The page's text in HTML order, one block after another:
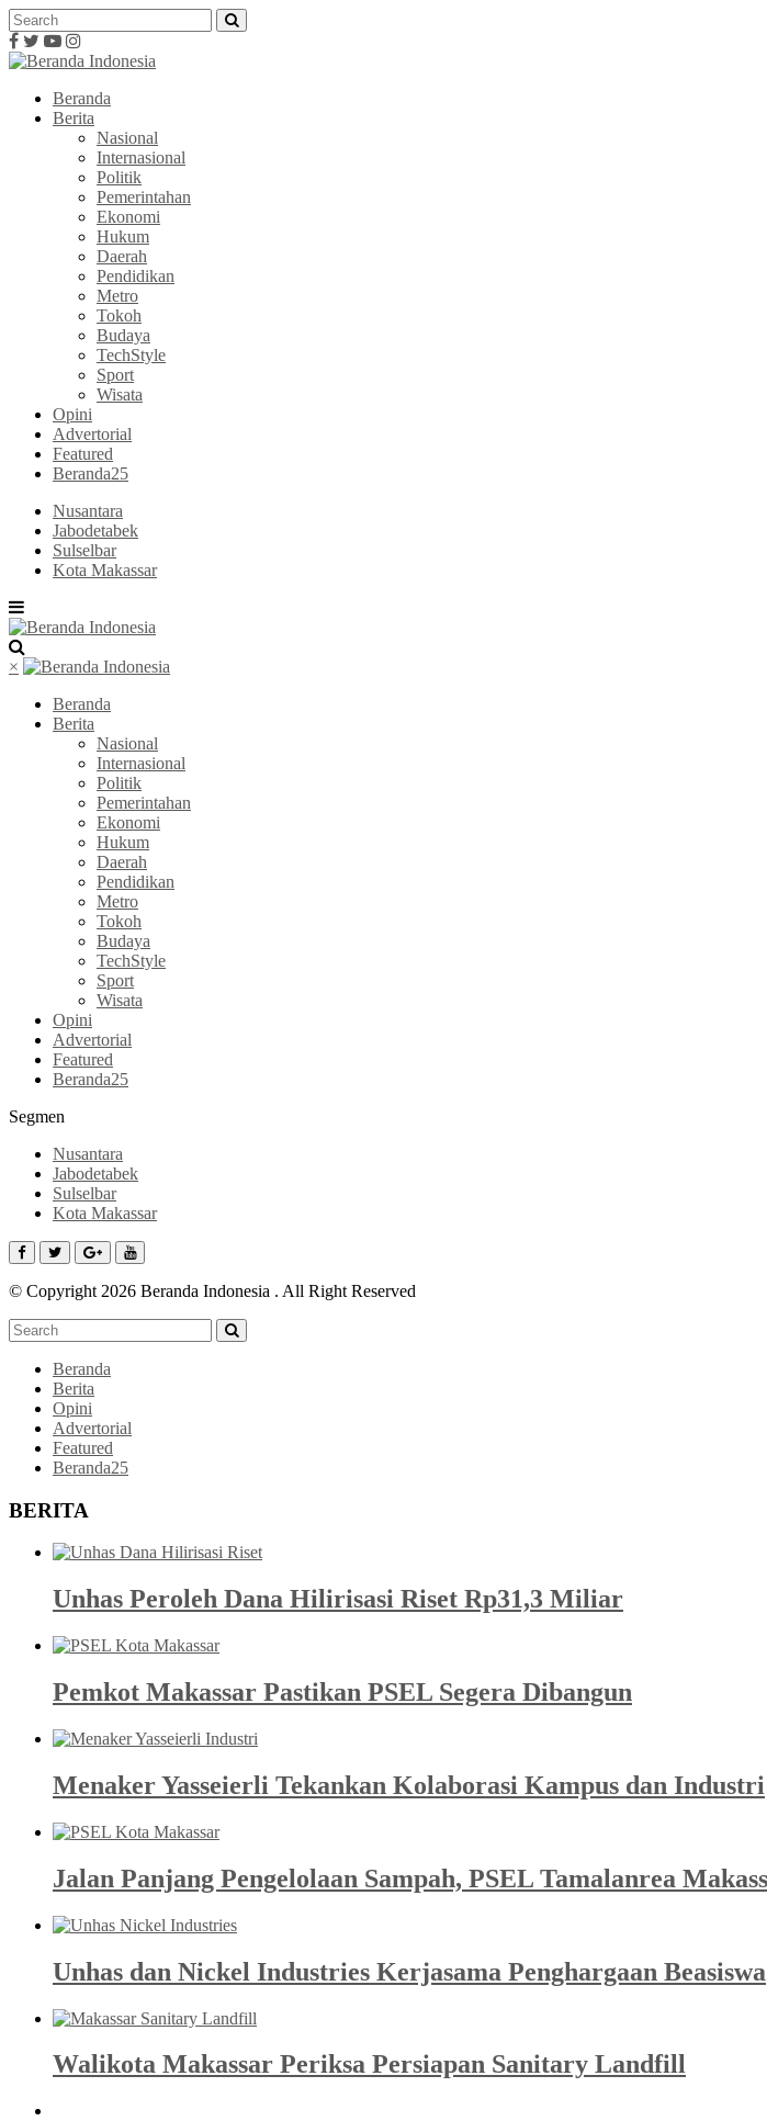
Beranda
Berita
Nasional
Internasional
Politik
Pemerintahan
Ekonomi
Hukum
Daerah
Pendidikan
Metro
Tokoh
Budaya
TechStyle
Sport
Wisata
Opini
Advertorial
Featured
Beranda25
Nusantara
Jabodetabek
Sulselbar
Kota Makassar
×
Beranda
Berita
Nasional
Internasional
Politik
Pemerintahan
Ekonomi
Hukum
Daerah
Pendidikan
Metro
Tokoh
Budaya
TechStyle
Sport
Wisata
Opini
Advertorial
Featured
Beranda25
Segmen
Nusantara
Jabodetabek
Sulselbar
Kota Makassar
© Copyright 2026 Beranda Indonesia . All Right Reserved
Beranda
Berita
Opini
Advertorial
Featured
Beranda25
BERITA
Unhas Peroleh Dana Hilirisasi Riset Rp31,3 Miliar
Pemkot Makassar Pastikan PSEL Segera Dibangun
Menaker Yasseierli Tekankan Kolaborasi Kampus dan Industri
Jalan Panjang Pengelolaan Sampah, PSEL Tamalanrea
Unhas dan Nickel Industries Kerjasama Penghargaan Beasiswa
Walikota Makassar Periksa Persiapan Sanitary Landfill